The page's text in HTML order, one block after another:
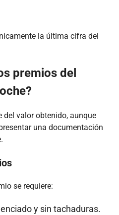
la última cifra del
premios del
del valor obtenido, aunque
una documentación
se requiere:
y sin tachaduras.